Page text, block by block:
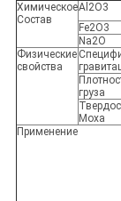
Химическое
Состав
Al2O3
Fe2O3
Na2O
Физические
свойства
груза
Моха
Применение